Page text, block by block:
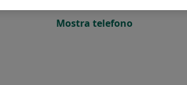
Mostra telefono